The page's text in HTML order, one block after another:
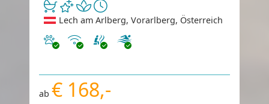
Lech am Arlberg, Vorarlberg, Österreich
Haustiere erlaubt
Internet
ab € 168,-